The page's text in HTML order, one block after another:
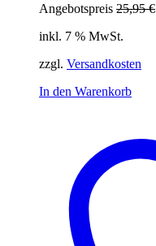
Angebotspreis 25,95€
inkl. 7 % MwSt.
zzgl. Versandkosten
In den Warenkorb